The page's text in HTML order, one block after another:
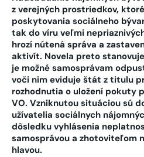
z verejných prostriedkov,
poskytovania sociálneho
tak do víru veľmi
hrozí nútená správa a
aktivít. Novela preto
je možné samosprávam
voči nim eviduje štát z titulu
rozhodnutia o uložení pokuty
VO. Vzniknutou situáciou sú
užívatelia sociálnych
dôsledku vyhlásenia
samosprávou a zhotoviteľom
hlavou.